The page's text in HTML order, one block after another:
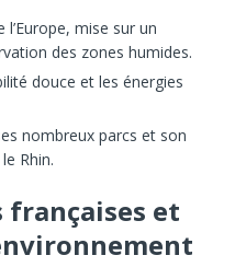
mise sur un
des zones humides.
douce et les énergies
nombreux parcs et son
Rhin.
françaises et